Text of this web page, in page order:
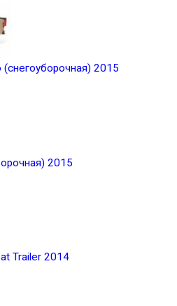
(снегоуборочная) 2015
2015
Trailer 2014